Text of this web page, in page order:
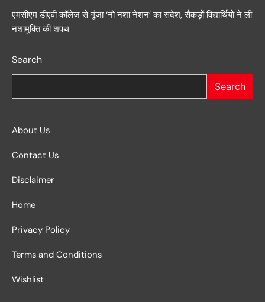
एमसीएम डीएवी कॉलेज से गूंजा ‘नो नशा नेशन’ का संदेश, सैकड़ों विद्यार्थियों ने ली
नशामुक्ति की शपथ
Search
Search
About Us
Contact Us
Disclaimer
Home
Privacy Policy
Terms and Conditions
Wishlist